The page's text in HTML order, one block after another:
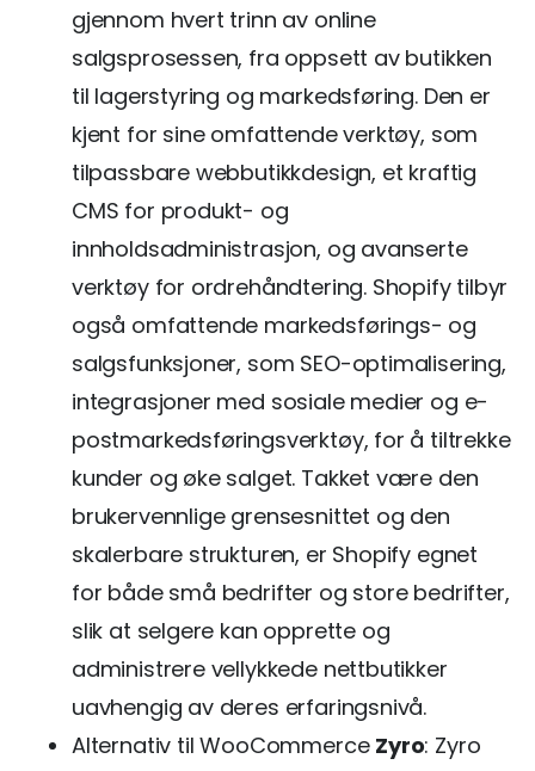
gjennom hvert trinn av online
salgsprosessen, fra oppsett av butikken
til lagerstyring og markedsføring. Den er
kjent for sine omfattende verktøy, som
tilpassbare webbutikkdesign, et kraftig
CMS for produkt- og
innholdsadministrasjon, og avanserte
verktøy for ordrehåndtering. Shopify tilbyr
også omfattende markedsførings- og
salgsfunksjoner, som SEO-optimalisering,
integrasjoner med sosiale medier og e-
postmarkedsføringsverktøy, for å tiltrekke
kunder og øke salget. Takket være den
brukervennlige grensesnittet og den
skalerbare strukturen, er Shopify egnet
for både små bedrifter og store bedrifter,
slik at selgere kan opprette og
administrere vellykkede nettbutikker
uavhengig av deres erfaringsnivå.
Alternativ til WooCommerce Zyro: Zyro